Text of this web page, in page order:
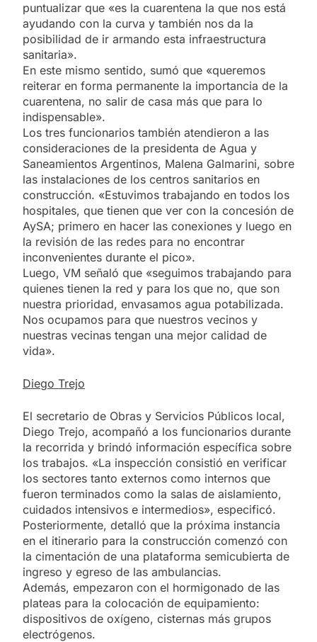
puntualizar que «es la cuarentena la que nos está
ayudando con la curva y también nos da la
posibilidad de ir armando esta infraestructura
sanitaria».
En este mismo sentido, sumó que «queremos
reiterar en forma permanente la importancia de la
cuarentena, no salir de casa más que para lo
indispensable».
Los tres funcionarios también atendieron a las
consideraciones de la presidenta de Agua y
Saneamientos Argentinos, Malena Galmarini, sobre
las instalaciones de los centros sanitarios en
construcción. «Estuvimos trabajando en todos los
hospitales, que tienen que ver con la concesión de
AySA; primero en hacer las conexiones y luego en
la revisión de las redes para no encontrar
inconvenientes durante el pico».
Luego, VM señaló que «seguimos trabajando para
quienes tienen la red y para los que no, que son
nuestra prioridad, envasamos agua potabilizada.
Nos ocupamos para que nuestros vecinos y
nuestras vecinas tengan una mejor calidad de
vida».
Diego Trejo
El secretario de Obras y Servicios Públicos local,
Diego Trejo, acompañó a los funcionarios durante
la recorrida y brindó información específica sobre
los trabajos. «La inspección consistió en verificar
los sectores tanto externos como internos que
fueron terminados como la salas de aislamiento,
cuidados intensivos e intermedios», especificó.
Posteriormente, detalló que la próxima instancia
en el itinerario para la construcción comenzó con
la cimentación de una plataforma semicubierta de
ingreso y egreso de las ambulancias.
Además, empezaron con el hormigonado de las
plateas para la colocación de equipamiento:
dispositivos de oxígeno, cisternas más grupos
electrógenos.